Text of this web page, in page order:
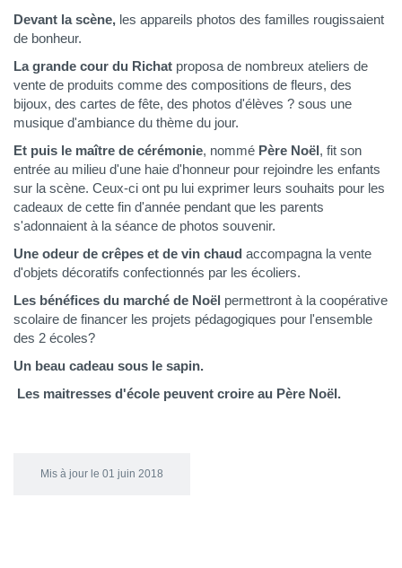
Devant la scène, les appareils photos des familles rougissaient
de bonheur.
La grande cour du Richat proposa de nombreux ateliers de
vente de produits comme des compositions de fleurs, des
bijoux, des cartes de fête, des photos d'élèves ? sous une
musique d'ambiance du thème du jour.
Et puis le maître de cérémonie, nommé Père Noël, fit son
entrée au milieu d'une haie d'honneur pour rejoindre les enfants
sur la scène. Ceux-ci ont pu lui exprimer leurs souhaits pour les
cadeaux de cette fin d'année pendant que les parents
s'adonnaient à la séance de photos souvenir.
Une odeur de crêpes et de vin chaud accompagna la vente
d'objets décoratifs confectionnés par les écoliers.
Les bénéfices du marché de Noël permettront à la coopérative
scolaire de financer les projets pédagogiques pour l'ensemble
des 2 écoles?
Un beau cadeau sous le sapin.
Les maitresses d'école peuvent croire au Père Noël.
Mis à jour le 01 juin 2018